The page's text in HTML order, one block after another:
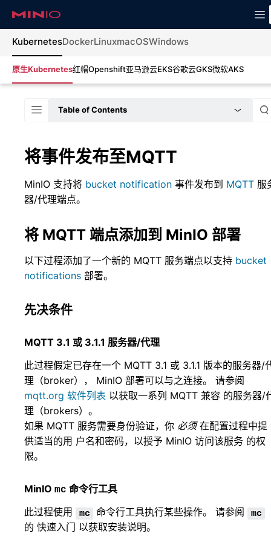
KubernetesDockerLinuxmacOSWindows
原生Kubernetes红帽Openshift亚马逊云EKS谷歌云GKS微软AKS
Table of Contents
将事件发布至MQTT
MinIO 支持将 bucket notification 事件发布到 MQTT 服
器/代理端点。
将 MQTT 端点添加到 MinIO 部署
以下过程添加了一个新的 MQTT 服务端点以支持 bucket
notifications 部署。
先决条件
MQTT 3.1 或 3.1.1 服务器/代理
此过程假定已存在一个 MQTT 3.1 或 3.1.1 版本的服务器/
理（broker）， MinIO 部署可以与之连接。 请参阅
mqtt.org 软件列表 以获取一系列 MQTT 兼容 的服务器/
理（brokers）。
如果 MQTT 服务需要身份验证，你 必须在配置过程中提
供适当的用 户名和密码，以授予 MinIO 访问该服务 的权
限。
MinIO mc 命令行工具
此过程使用
mc 命令行工具执行某些操作。 请参阅 mc
的 快速入门 以获取安装说明。